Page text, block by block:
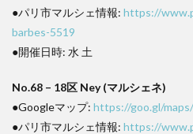
●パリ市マルシェ情報: https://
barbes-5519
●開催日時: 水 土
No.68 – 18区 Ney (マルシェネ)
●Googleマップ: https://goo.gl/
●パリ市マルシェ情報: https://